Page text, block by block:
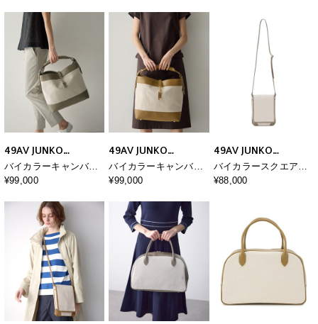
49AV JUNKO
SHIMADA
バイカラーキャンバス
トートバッグ
¥99,000
49AV JUNKO
SHIMADA
バイカラーキャンバス
トートバッグ
¥99,000
49AV JUNKO
SHIMADA
バイカラースクエアキ
ャンバスショルダーバ
¥88,000